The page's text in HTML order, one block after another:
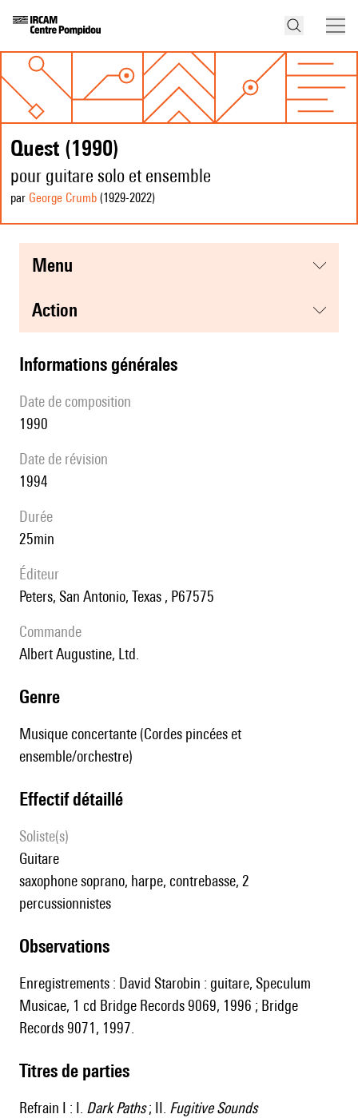
Quest (1990)
pour guitare solo et ensemble
par George Crumb (1929-2022)
menu
action
informations générales
date de composition
1990
date de révision
1994
durée
25min
éditeur
Peters, San Antonio, Texas , P67575
Commande
Albert Augustine, Ltd.
genre
Musique concertante (Cordes pincées et
ensemble/orchestre)
effectif détaillé
Soliste(s)
guitare
saxophone soprano, harpe, contrebasse, 2
percussionnistes
observations
Enregistrements : David Starobin : guitare, Speculum
Musicae, 1 cd Bridge Records 9069, 1996 ; Bridge
Records 9071, 1997.
Titres de parties
Refrain I : I. Dark Paths; II. Fugitive Sounds